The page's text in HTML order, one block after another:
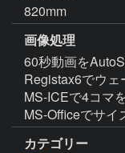
820mm
画像処理
60秒動画を
Registax6でウェ
MS-ICEで4コマ
MS-Officeでサイ
カテゴリー